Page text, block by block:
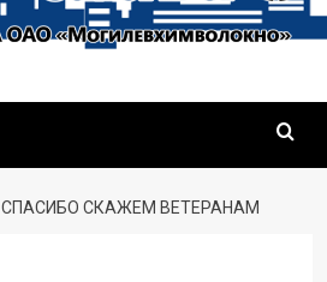
СПАСИБО СКАЖЕМ ВЕТЕРАНАМ